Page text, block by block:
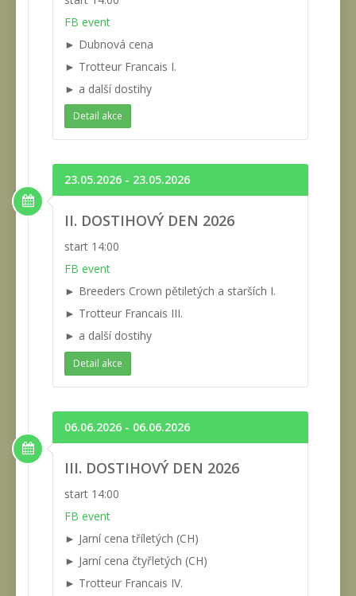
FB event
► Dubnová cena
► Trotteur Francais I.
► a další dostihy
Detail akce
23.05.2026 - 23.05.2026
II. DOSTIHOVÝ DEN 2026
start 14:00
FB event
► Breeders Crown pětiletých a starších I.
► Trotteur Francais III.
► a další dostihy
Detail akce
06.06.2026 - 06.06.2026
III. DOSTIHOVÝ DEN 2026
start 14:00
FB event
► Jarní cena tříletých (CH)
► Jarní cena čtyřletých (CH)
► Trotteur Francais IV.